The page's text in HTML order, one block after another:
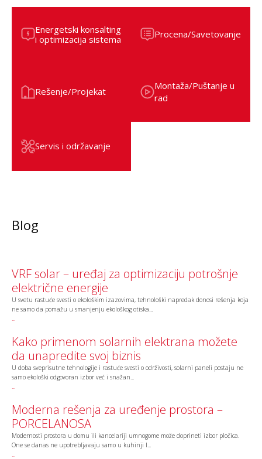
Energetski konsalting
i optimizacija sistema
Procena/Savetovanje
Rešenje/Projekat
Montaža/Puštanje u
rad
Servis i održavanje
Blog
VRF solar – uređaj za optimizaciju potrošnje
električne energije
U svetu rastuće svesti o ekološkim izazovima, tehnološki napredak donosi rešenja koja
ne samo da pomažu u smanjenju ekološkog otiska...
...
Kako primenom solarnih elektrana možete
da unapredite svoj biznis
U doba sveprisutne tehnologije i rastuće svesti o održivosti, solarni paneli postaju ne
samo ekološki odgovoran izbor već i snažan...
...
Moderna rešenja za uređenje prostora –
PORCELANOSA
Modernosti prostora u domu ili kancelariji umnogome može doprineti izbor pločica.
One se danas ne upotrebljavaju samo u kuhinji I...
...